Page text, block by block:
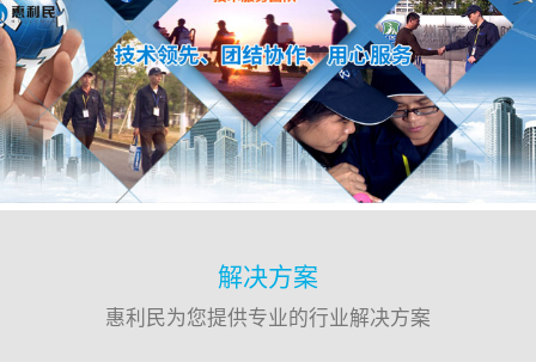
解决方案
惠利民为您提供专业的行业解决方案